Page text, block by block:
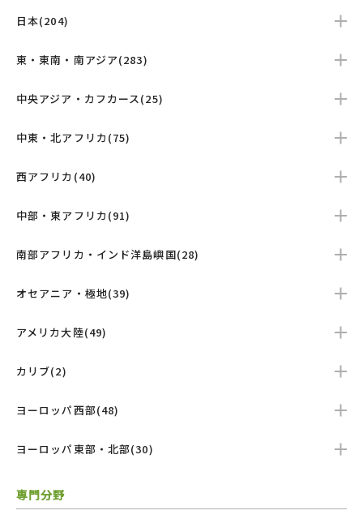
日本(204)
東・東南・南アジア(283)
中央アジア・カフカース(25)
中東・北アフリカ(75)
西アフリカ(40)
中部・東アフリカ(91)
南部アフリカ・インド洋島嶼国(28)
オセアニア・極地(39)
アメリカ大陸(49)
カリブ(2)
ヨーロッパ西部(48)
ヨーロッパ東部・北部(30)
専門分野